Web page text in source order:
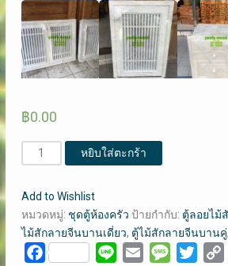
฿0.00
จำนวน
ชุด
ห้อง
ครัว
ลาย
จีน/
หยิบใส่ตะกร้า
Add to Wishlist
หมวดหมู่: ชุดตู้ห้องครัว ป้ายกำกับ: ตู้ลอยไม้
ไม้สักลายจีนบานเดี่ยว, ตู้ไม้สักลายจีนบานคู่,
Facebook Line Email Message